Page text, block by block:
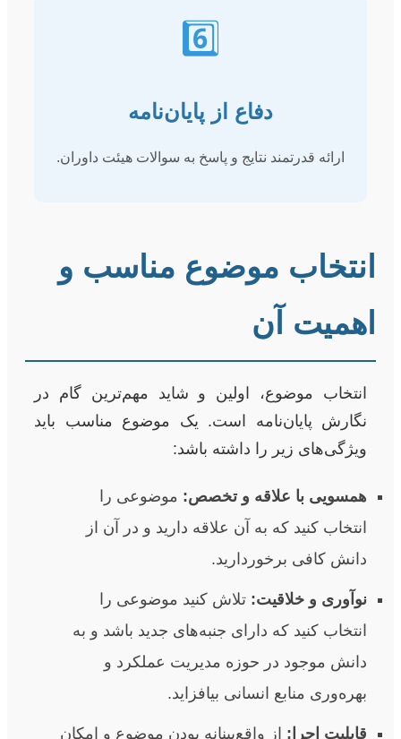
6️⃣
دفاع از پایان‌نامه
ارائه قدرتمند نتایج و پاسخ به سوالات هیئت داوران.
انتخاب موضوع مناسب و
اهمیت آن
انتخاب موضوع، اولین و شاید مهم‌ترین گام در
نگارش پایان‌نامه است. یک موضوع مناسب باید
ویژگی‌های زیر را داشته باشد:
همسویی با علاقه و تخصص: موضوعی را
انتخاب کنید که به آن علاقه دارید و در آن از
دانش کافی برخوردارید.
نوآوری و خلاقیت: تلاش کنید موضوعی را
انتخاب کنید که دارای جنبه‌های جدید باشد و به
دانش موجود در حوزه مدیریت عملکرد و
بهره‌وری منابع انسانی بیافزاید.
قابلیت اجرا: از واقع‌بینانه بودن موضوع و امکان